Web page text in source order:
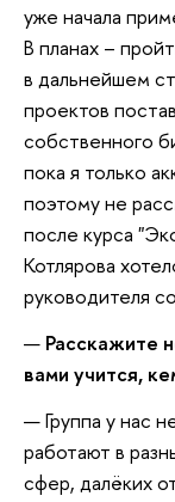
уже начала
В планах –
в дальнейшем
проектов
собственного
пока я только
поэтому не
после курса
Котлярова
руководителя
Расскажите
вами учится,
Группа у нас
работают в
сфер, далёких